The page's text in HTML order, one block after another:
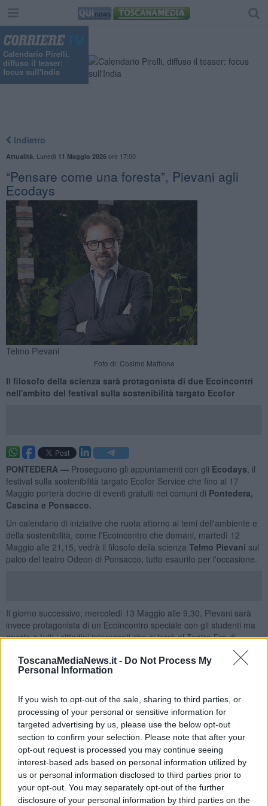
ToscanaMediaNews.it - Do Not Process My
Personal Information
If you wish to opt-out of the sale, sharing to third parties, or
processing of your personal or sensitive information for
targeted advertising by us, please use the below opt-out
section to confirm your selection. Please note that after your
opt-out request is processed you may continue seeing
interest-based ads based on personal information utilized by
us or personal information disclosed to third parties prior to
your opt-out. You may separately opt-out of the further
disclosure of your personal information by third parties on the
Calendario Pirelli,
diffuso il teaser:
focus sull'India
Indietro
Attualità Lunedì 11 Maggio 2026ore 17:00
“Pensare come una foresta”, Pievani agli
Ecodays
Telmo Pievani
Foto di: Cosimo Maffione
Il filosofo della scienza sarà protagonista di due Ecoincontri
nell'ambito del festival sulla sostenibilità targato Ecofor
PONTEDERA — Proseguono gli appuntamenti con gli Ecodays , il
festival sulla sostenibilità targato Ecofor Service che fino al 17
Maggio porterà decine di eventi gratuiti nei comuni di Pontedera,
Cascina e Ponsacco.
Un calendario di iniziative che ruota attorno ai temi dell'ambiente e
della sostenibilità, come l'Ecoincontro che domani, martedì 12
Maggio alle 21,15, vedrà il filosofo della scienza Telmo Pievani sul
palco del teatro Odeon di Ponsacco, tutto esaurito per l'occasione.
Il giorno successivo, mercoledì 13 Maggio alle 9,30, Pievani sarà
invece protagonista di un Ecoincontro speciale con gli studenti ma
aperto a tutti i cittadini interessati che si terrà al Teatro Era di
www.ecoincontri.it
In entrambi i casi, l’ingresso è gratuito e lo studioso dialogherà con
il pubblico sul tema “Pensare come una foresta”.
spiega Pievani - ma nel frattempo le emissioni continuano ad
aumentare e le leggi della fisica seguono il loro corso, inesorabili. Il
riscaldamento climatico antropico sta accelerando e così la crisi
della biodiversità. Il peso degli artefatti umani, nel 2020, ha
superato la biomassa terrestre globale”.
“Le proiezioni ci dicono che possiamo ancora fare la differenza ed
evitare di infilarci in una trappola evolutiva – sottolinea Pievani - Per
farlo dobbiamo reimparare la lungimiranza, il pensiero lungo di chi